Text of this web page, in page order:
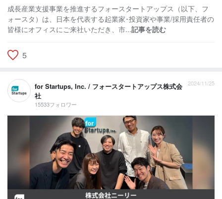
成長産業支援事業を推進するフォースタートアップス（以下、フ
ォースタ）は、日本を代表する起業家･投資家や事業/採用責任者の
皆様にオフィスにご来社いただき、市...記事を読む
5
for Startups, Inc. / フォースタートアップス株式会
社
15533フォロワー
2024/11/25